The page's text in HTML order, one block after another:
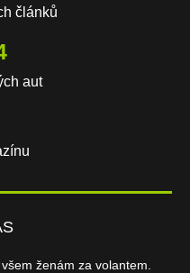
článků
aut
ženám za volantem.